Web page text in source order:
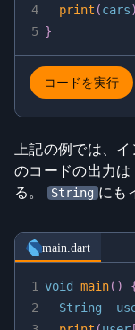
4
5
print (cars)
}
コードを実行
上記の例では、
のコードの出力は
る。
String にも
main.dart
1
2
void main( )
String